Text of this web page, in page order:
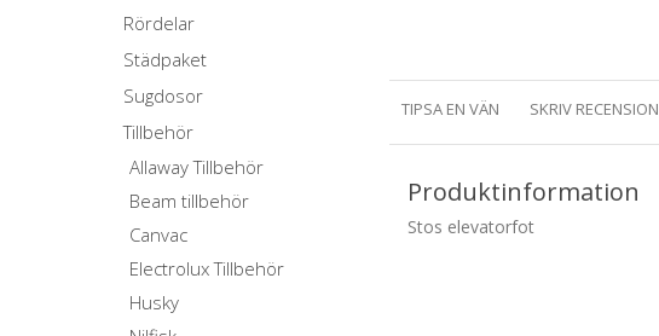
Rördelar
Städpaket
Sugdosor
Tillbehör
Allaway Tillbehör
Beam tillbehör
Canvac
Electrolux Tillbehör
Husky
TIPSA EN VÄN SKRIV RECENSION
Produktinformation
Stos elevatorfot